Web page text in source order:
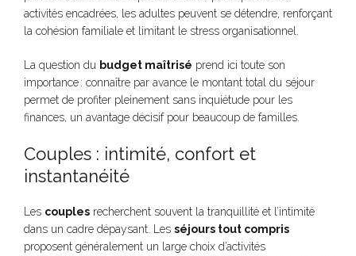
activités encadrées, les adultes peuvent se détendre, renforçant
la cohésion familiale et limitant le stress organisationnel.
La question du budget maîtrisé prend ici toute son
importance : connaître par avance le montant total du séjour
permet de profiter pleinement sans inquiétude pour les
finances, un avantage décisif pour beaucoup de familles.
Couples : intimité, confort et
instantanéité
Les couples recherchent souvent la tranquillité et l’intimité
dans un cadre dépaysant. Les séjours tout compris
proposent généralement un large choix d’activités